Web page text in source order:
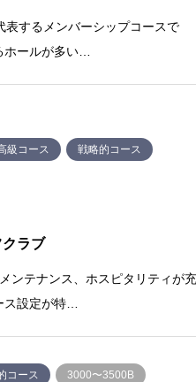
するメンバーシップコースで
ールが多い…
級コース 戦略的コース
ラブ
ンテナンス、ホスピタリティが
設定が特…
コース 3000〜3500B